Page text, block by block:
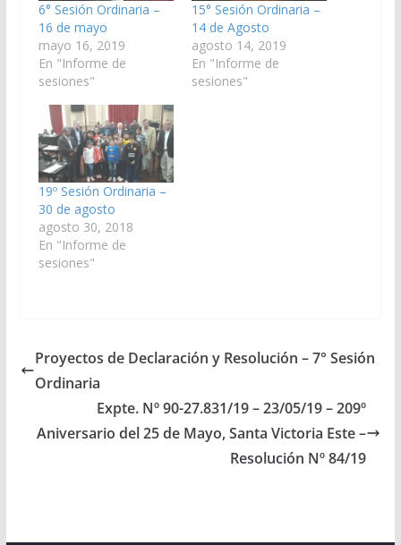
6° Sesión Ordinaria –
16 de mayo
mayo 16, 2019
En "Informe de
sesiones"
15° Sesión Ordinaria –
14 de Agosto
agosto 14, 2019
En "Informe de
sesiones"
19º Sesión Ordinaria –
30 de agosto
agosto 30, 2018
En "Informe de
sesiones"
Proyectos de Declaración y Resolución – 7° Sesión
Ordinaria
Expte. Nº 90-27.831/19 – 23/05/19 – 209º
Aniversario del 25 de Mayo, Santa Victoria Este –
Resolución Nº 84/19